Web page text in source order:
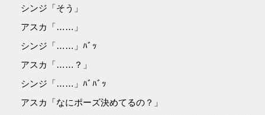
シンジ「そう」
アスカ「……」
シンジ「……」ﾊﾞｯ
アスカ「……？」
シンジ「……」ﾊﾞﾊﾞｯ
アスカ「なにポーズ決めてるの？」